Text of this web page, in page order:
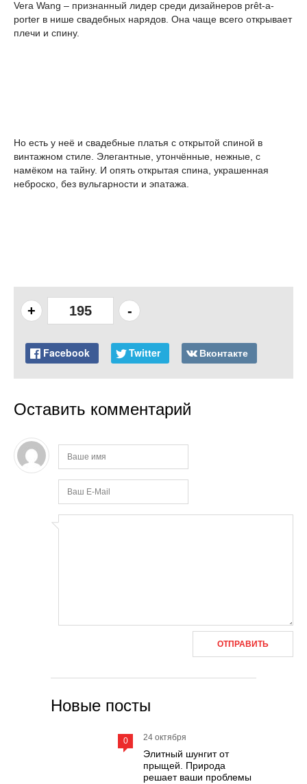
Vera Wang – признанный лидер среди дизайнеров prêt-a-
porter в нише свадебных нарядов. Она чаще всего открывает
плечи и спину.
Но есть у неё и свадебные платья с открытой спиной в
винтажном стиле. Элегантные, утончённые, нежные, с
намёком на тайну. И опять открытая спина, украшенная
неброско, без вульгарности и эпатажа.
+ 195 -
Facebook Twitter Вконтакте
Оставить комментарий
Новые посты
0 24 октября
Элитный шунгит от
прыщей. Природа
решает ваши проблемы